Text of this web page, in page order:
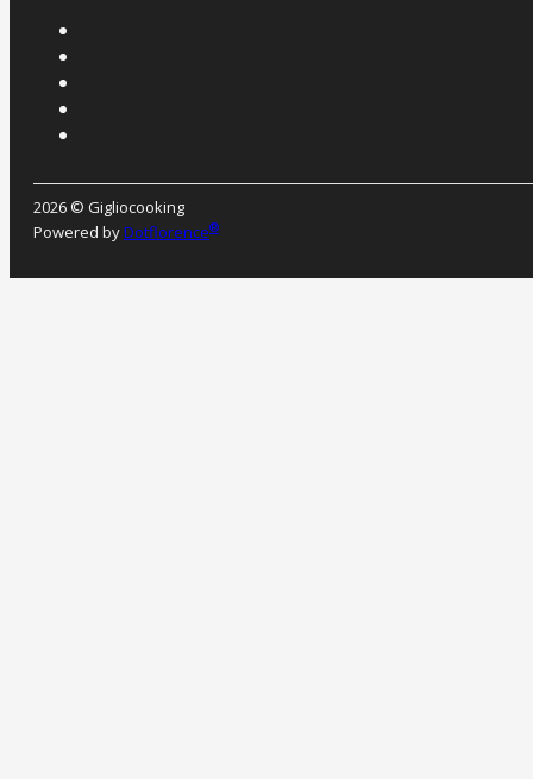
2026 © Gigliocooking
Powered byDotflorence®